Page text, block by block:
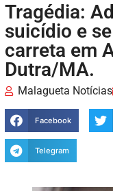
Tragédia:
suicídio e
carreta em
Dutra/MA.
Malagueta Notícias
Facebook
Telegram